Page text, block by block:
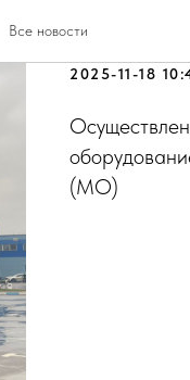
Все новости
2025-11-18
(МО)